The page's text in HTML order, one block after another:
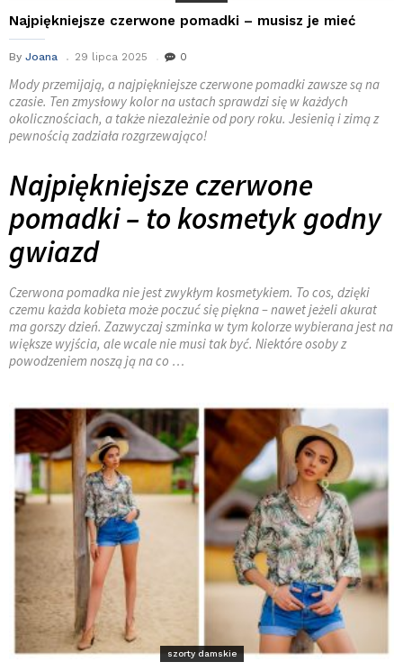
Najpiękniejsze czerwone pomadki – musisz je mieć
By Joana 29 lipca 2025 0
Mody przemijają, a najpiękniejsze czerwone pomadki zawsze są na
czasie. Ten zmysłowy kolor na ustach sprawdzi się w każdych
okolicznościach, a także niezależnie od pory roku. Jesienią i zimą z
pewnością zadziała rozgrzewająco!
Najpiękniejsze czerwone
pomadki – to kosmetyk godny
gwiazd
Czerwona pomadka nie jest zwykłym kosmetykiem. To cos, dzięki
czemu każda kobieta może poczuć się piękna – nawet jeżeli akurat
ma gorszy dzień. Zazwyczaj szminka w tym kolorze wybierana jest na
większe wyjścia, ale wcale nie musi tak być. Niektóre osoby z
powodzeniem noszą ją na co …
szorty damskie